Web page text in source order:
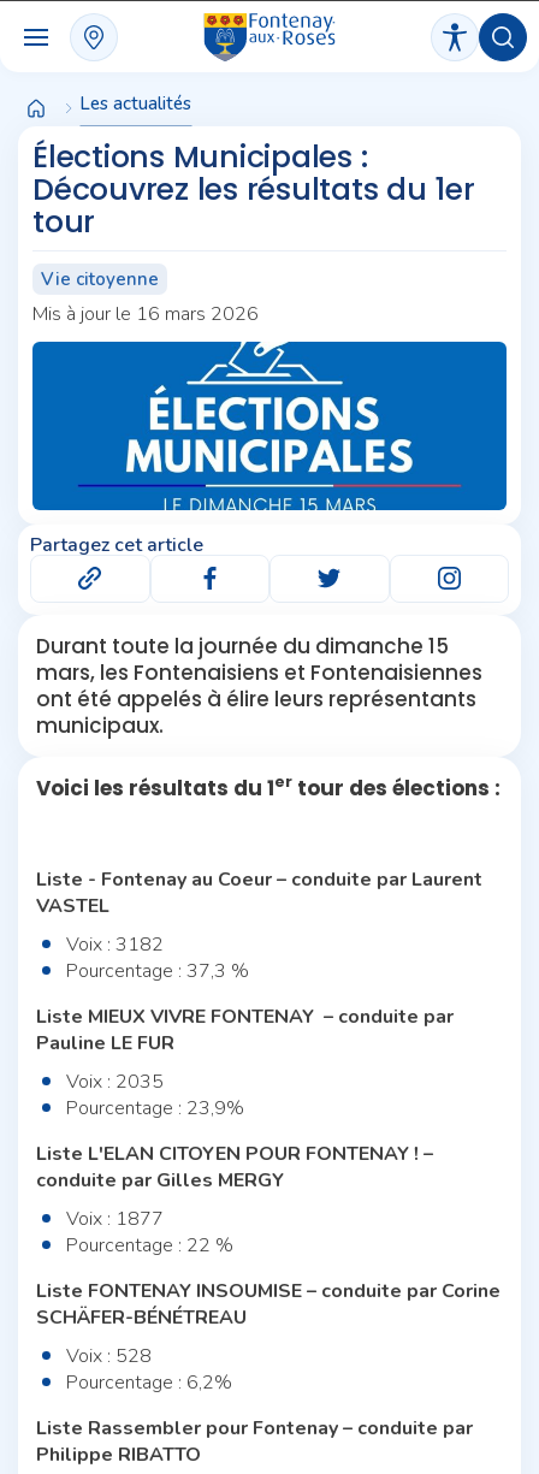
Les actualités
Élections Municipales :
Découvrez les résultats du 1er
tour
Vie citoyenne
Mis à jour le 16 mars 2026
Partagez cet article
Durant toute la journée du dimanche 15
mars, les Fontenaisiens et Fontenaisiennes
ont été appelés à élire leurs représentants
municipaux.
Voici les résultats du 1er tour des élections :
Liste - Fontenay au Coeur – conduite par Laurent
VASTEL
Voix : 3182
Pourcentage : 37,3 %
Liste MIEUX VIVRE FONTENAY – conduite par
Pauline LE FUR
Voix : 2035
Pourcentage : 23,9%
Liste L'ELAN CITOYEN POUR FONTENAY ! –
conduite par Gilles MERGY
Voix : 1877
Pourcentage : 22 %
Liste FONTENAY INSOUMISE – conduite par Corine
SCHÄFER-BÉNÉTREAU
Voix : 528
Pourcentage : 6,2%
Liste Rassembler pour Fontenay – conduite par
Philippe RIBATTO
Panneau de gestion des cookies